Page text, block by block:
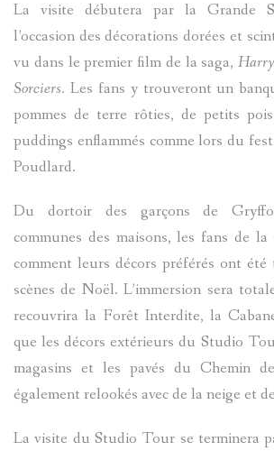
La visite débutera par la Grande
l’occasion des décorations dorées et
vu dans le premier film de la saga,
Sorciers. Les fans y trouveront un
pommes de terre rôties, de petits
puddings enflammés comme lors du
Poudlard.
Du dortoir des garçons de
communes des maisons, les fans de
comment leurs décors préférés ont
scènes de Noël. L’immersion sera
recouvrira la Forêt Interdite, la
que les décors extérieurs du Studio
magasins et les pavés du Chemin
également relookés avec de la neige et
La visite du Studio Tour se terminera